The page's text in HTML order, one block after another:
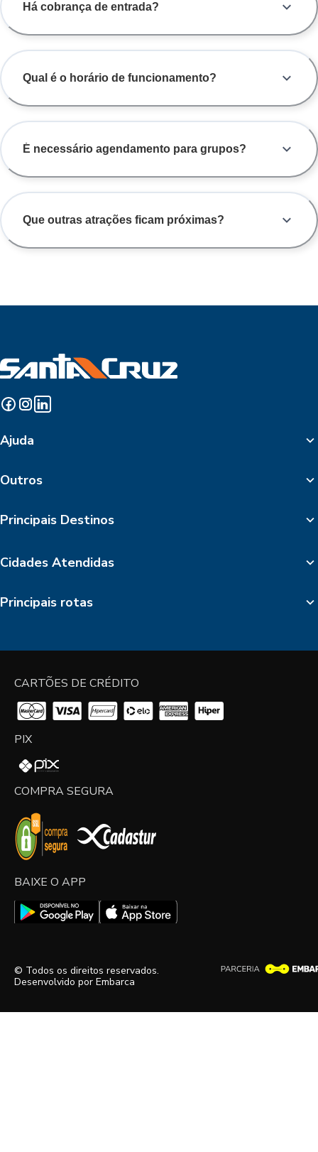
Há cobrança de entrada?
Qual é o horário de funcionamento?
É necessário agendamento para grupos?
Que outras atrações ficam próximas?
Ajuda
Outros
Principais Destinos
Cidades Atendidas
Principais rotas
CARTÕES DE CRÉDITO
PIX
COMPRA SEGURA
BAIXE O APP
© Todos os direitos reservados.
Desenvolvido por Embarca